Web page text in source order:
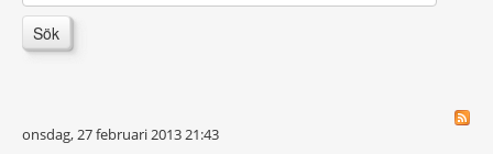
Sök
onsdag, 27 februari 2013 21:43